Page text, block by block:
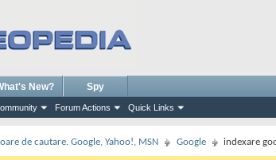
Forum Actions Quick Links
New? Spy
de cautare. Google, Yahoo!, MSN Google indexare